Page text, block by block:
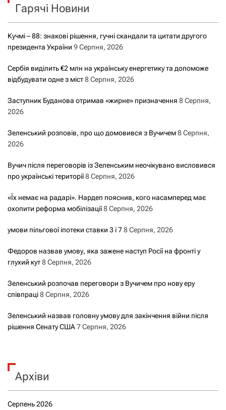
Гарячі Новини
Кучмі – 88: знакові рішення, гучні скандали та цитати другого
президента України 9 Серпня, 2026
Сербія виділить €2 млн на українську енергетику та допоможе
відбудувати одне з міст8 Серпня, 2026
Заступник Буданова отримав «жирне» призначення 8 Серпня,
2026
Зеленський розповів, про що домовився з Вучичем8 Серпня,
2026
Вучич після переговорів із Зеленським неочікувано висловився
про українські території8 Серпня, 2026
«Їх немає на радарі». Нардеп пояснив, кого насамперед має
охопити реформа мобілізації8 Серпня, 2026
умови пільгової іпотеки ставки 3 і 78 Серпня, 2026
Федоров назвав умову, яка зажене наступ Росії на фронті у
глухий кут8 Серпня, 2026
Зеленський розпочав переговори з Вучичем про нову еру
співпраці8 Серпня, 2026
Зеленський назвав головну умову для закінчення війни після
рішення Сенату США7 Серпня, 2026
Архіви
Серпень 2026